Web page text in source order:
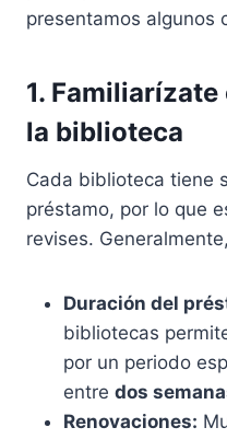
presentamos algunos
1.
la biblioteca
Cada biblioteca tiene
préstamo, por lo que
revises.
Duración del
bibliotecas
por un periodo
entre dos
Renovaciones: